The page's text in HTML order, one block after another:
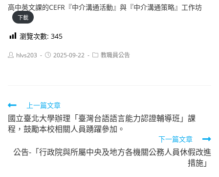
高中英文課的CEFR『中介溝通活動』與『中介溝通策略』工作坊
下載
瀏覽次數: 345
Posthlvs203
Post2025-09-22
Post教職員公告
Read
more
articles
上一篇文章
國立臺北大學辦理「臺灣台語語言能力認證輔導班」課
程，鼓勵本校相關人員踴躍參加。
下一篇文章
公告-「行政院與所屬中央及地方各機關公務人員休假改進
措施」